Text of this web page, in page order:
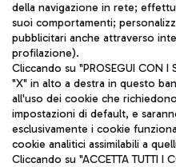
Aeroporti di Roma S.p.A. -
coordinamento di Mundys
della navigazione in rete;
suoi comportamenti;
pubblicitari anche attraverso
profilazione).
Cliccando su "PROSEGUI CON I
"X" in alto a destra in questo
all'uso dei cookie che
impostazioni di default, e
esclusivamente i cookie
cookie analitici assimilabili a
Cliccando su "ACCETTA TUTTI I